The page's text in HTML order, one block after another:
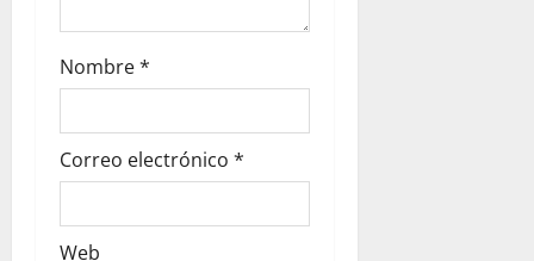
Nombre*
Correo electrónico *
Web